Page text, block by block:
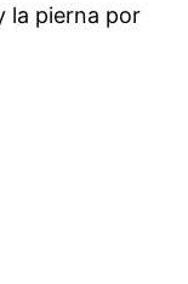
la pierna por